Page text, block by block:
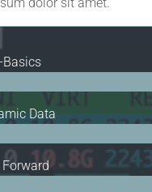
Basics
Data
Forward